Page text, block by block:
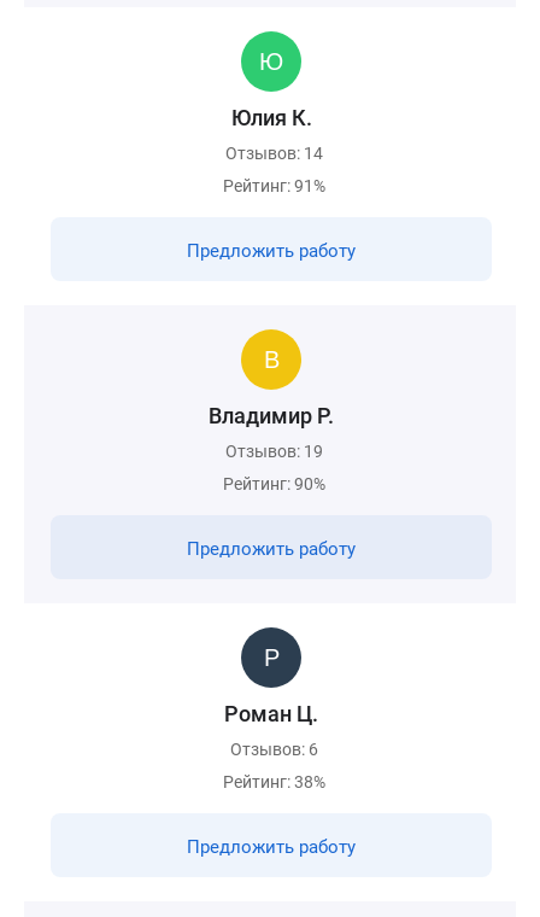
Юлия К.
Отзывов: 14
Рейтинг: 91%
Предложить работу
Владимир Р.
Отзывов: 19
Рейтинг: 90%
Предложить работу
Роман Ц.
Отзывов: 6
Рейтинг: 38%
Предложить работу